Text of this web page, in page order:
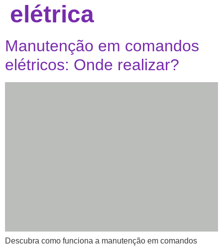
elétrica
Manutenção em comandos
elétricos: Onde realizar?
Descubra como funciona a manutenção em comandos